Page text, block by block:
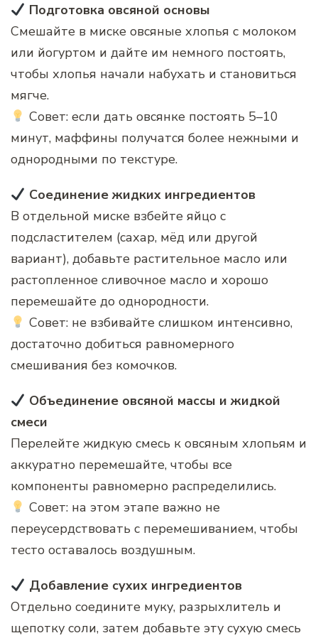
Подготовка овсяной основы
Смешайте в миске овсяные хлопья с молоком
или йогуртом и дайте им немного постоять,
чтобы хлопья начали набухать и становиться
мягче.
Совет: если дать овсянке постоять 5–10
минут, маффины получатся более нежными и
однородными по текстуре.
Соединение жидких ингредиентов
В отдельной миске взбейте яйцо с
подсластителем (сахар, мёд или другой
вариант), добавьте растительное масло или
растопленное сливочное масло и хорошо
перемешайте до однородности.
Совет: не взбивайте слишком интенсивно,
достаточно добиться равномерного
смешивания без комочков.
Объединение овсяной массы и жидкой
смеси
Перелейте жидкую смесь к овсяным хлопьям и
аккуратно перемешайте, чтобы все
компоненты равномерно распределились.
Совет: на этом этапе важно не
переусердствовать с перемешиванием, чтобы
тесто оставалось воздушным.
Добавление сухих ингредиентов
Отдельно соедините муку, разрыхлитель и
щепотку соли, затем добавьте эту сухую смесь